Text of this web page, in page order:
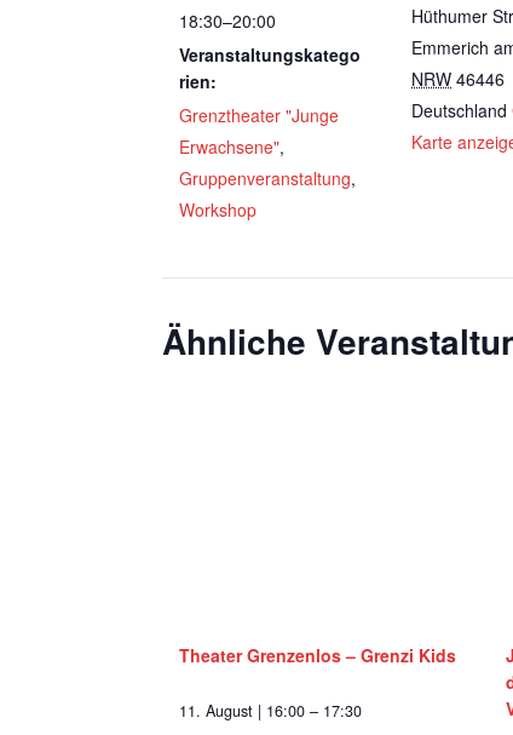
18:30–20:00
Veranstaltungskatego
rien:
Grenztheater "Junge
Erwachsene",
Gruppenveranstaltung,
Workshop
Hüthumer
Emmerich
NRW 46446
Deutschland
Karte
Ähnliche
Theater Grenzenlos – Grenzi Kids
11. August | 16:00 – 17:30